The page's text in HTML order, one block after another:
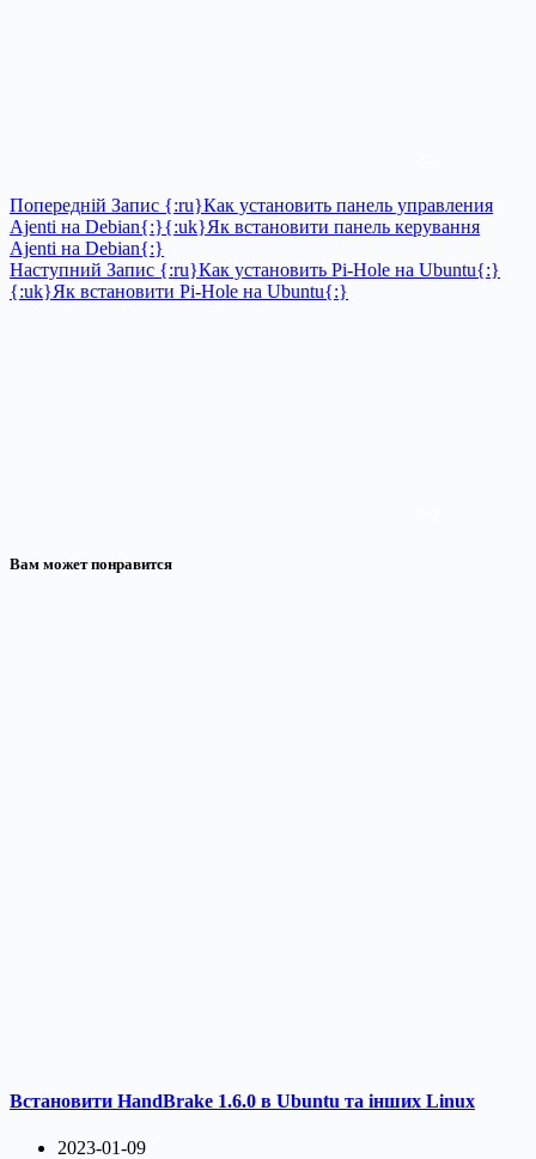
Попередній Запис {:ru}Как установить панель управления
Ajenti на Debian{:}{:uk}Як встановити панель керування
Ajenti на Debian{:}
Наступний Запис {:ru}Как установить Pi-Hole на Ubuntu{:}
{:uk}Як встановити Pi-Hole на Ubuntu{:}
Вам может понравится
Встановити HandBrake 1.6.0 в Ubuntu та інших Linux
2023-01-09